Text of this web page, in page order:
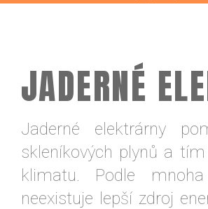
JADERNÉ
Jaderné elektrárny
skleníkových plynů a
klimatu. Podle
neexistuje lepší zdroj